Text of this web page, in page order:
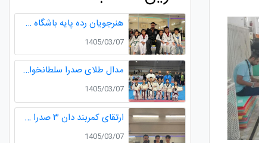
هنرجویان رده پایه باشگاه طلایی
1405/03/07
مدال طلای صدرا سلطانخواه و مدال نقره سامیار محمدی در مسابقات قهرمانی نونهالان استان گیلان
1405/03/07
ارتقای کمربند دان ۳ صدرا سلطانخواه قهرمان چندین دوره مسابقات استانی و کشوری در رده سنی خردسالان و نونهالان
1405/03/07